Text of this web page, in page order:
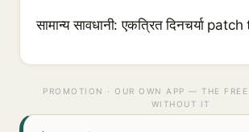
सामान्य सावधानी: एकत्रित दिनचर्या
PROMOTION · OUR OWN APP — THE
WITHOUT IT